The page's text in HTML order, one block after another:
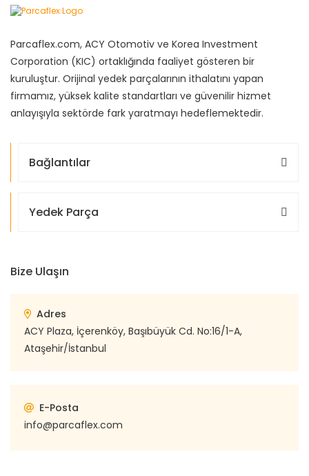
Parcaflex.com, ACY Otomotiv ve Korea Investment
Corporation (KIC) ortaklığında faaliyet gösteren bir
kuruluştur. Orijinal yedek parçalarının ithalatını yapan
firmamız, yüksek kalite standartları ve güvenilir hizmet
anlayışıyla sektörde fark yaratmayı hedeflemektedir.
Bağlantılar
Yedek Parça
Bize Ulaşın
Adres
ACY Plaza, İçerenköy, Başıbüyük Cd. No:16/1-A,
Ataşehir/İstanbul
E-Posta
info@parcaflex.com